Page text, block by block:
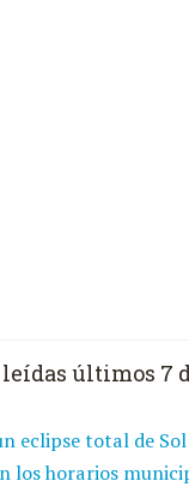
últimos 7
eclipse total de
los horarios